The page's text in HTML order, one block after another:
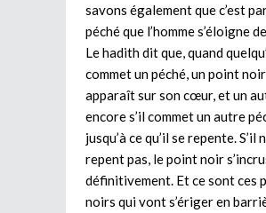
savons également que c’est
péché que l’homme s’éloigne
Le hadith dit que, quand
commet un péché, un point noir
apparaît sur son cœur, et un
encore s’il commet un autre
jusqu’à ce qu’il se repente. S’il
repent pas, le point noir
définitivement. Et ce sont ces
noirs qui vont s’ériger en